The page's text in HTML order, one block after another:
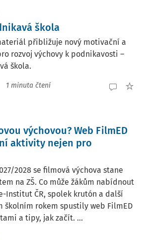
škola
přibližuje nový motivační a
rozvoj výchovy k podnikavosti –
škola.
1 minuta čtení
výchovou? Web FilmED
aktivity nejen pro
2028 se filmová výchova stane
na ZŠ. Co může žákům nabídnout
Institut ČR, spolek krutón a další
školním rokem spustily web FilmED
a tipy, jak začít. ...